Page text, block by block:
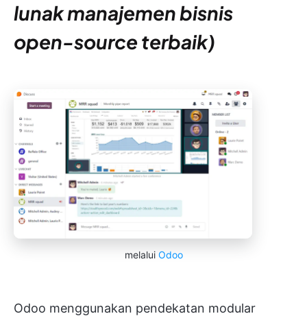
lunak manajemen bisnis
open-source terbaik)
melalui Odoo
Odoo menggunakan pendekatan modular